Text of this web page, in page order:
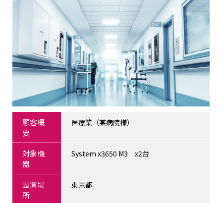
顧客概
要
医療業（某病院様）
対象機
器
System x3650 M3 x2台
設置場
所
東京都